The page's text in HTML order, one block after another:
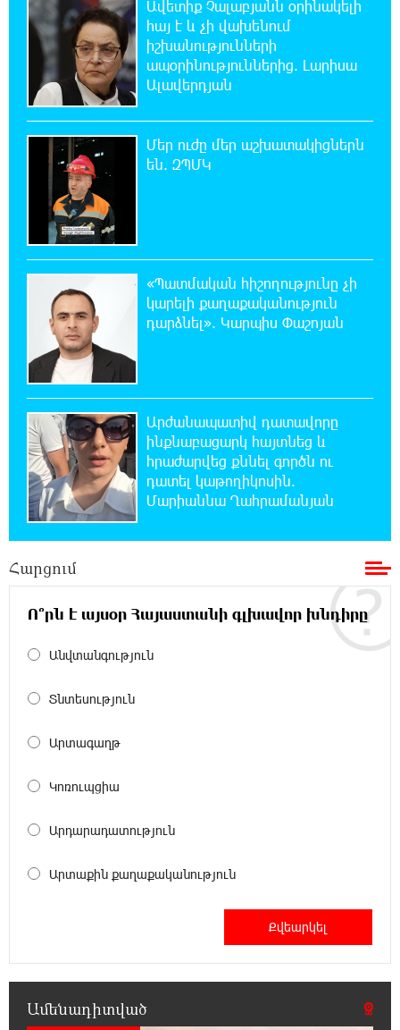
21:45:44 7-08-2026
Երևանում և մարզերում էլեկտրաէներգիայի
ընդհատումներ կլինեն
21:26:16 7-08-2026
Ստեփանավանում ռուս կին է փորձել
զարգանա Հայաստանի տնտեսությունը ու
հետո գնա ԵՄ. Արշակ Կարապետյան
21:07:27 7-08-2026
ԱՄՆ վերաքննիչ դատարանը արգելափակել
է Թրամփի 400 միլիոն դոլար արժողությամբ
Սպիտակ տան պարահանդեսային դահլիճի նախագիծը
21:03:44 7-08-2026
բռնադատավարությունը միահեծան
իշխանության հետևանք է. Հանրային Դաշինք
20:59:50 7-08-2026
Մեր երկրում իշխանության և ընդդիմության
Փրկարարները հայտանաբերել են մոլորված
ԼՀԿ-ն պահանջում է դադարեցնել Գարեգին
հետապնդումը
20:30:30 7-08-2026
պայթյունի հետևանքով 55-ամյա
Սլովակիայի արևելքում արտակարգ
դրություն է հայտարարվել շոգի ալիքների
պատճառով
19:53:41 7-08-2026
Ավետիք Չալաբյանն օրինակելի
հայ է և չի վախենում
իշխանությունների
ապօրինություններից. Լարիսա
Ալավերդյան
Մեր ուժը մեր աշխատակիցներն
են. ԶՊՄԿ
«Պատմական հիշողությունը չի
կարելի քաղաքականություն
դարձնել». Կարպիս Փաշոյան
Արժանապատիվ դատավորը
ինքնաբացարկ հայտնեց և
հրաժարվեց քննել գործն ու
դատել կաթողիկոսին.
Մարիաննա Ղահրամանյան
Հարցում
Ո՞րն է այսօր Հայաստանի գլխավոր խնդիրը
Անվտանգություն
Տնտեսություն
Արտագաղթ
Կոռուպցիա
Արդարադատություն
Արտաքին քաղաքականություն
Ամենադիտված